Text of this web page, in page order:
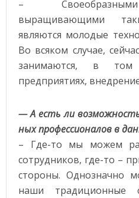
–
выращивающими
являются молодые
Во всяком случае,
занимаются, в
предприятиях,
— А есть ли
ных профессионалов в
– Где-то мы можем
сотрудников, где-то –
стороны. Однозначно
наши традиционные